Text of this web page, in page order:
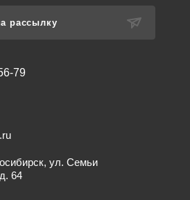
рассылку
79
ул. Семьи
64